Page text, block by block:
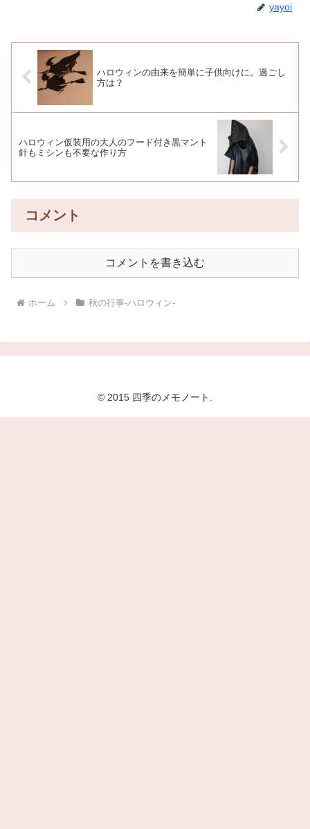
yayoi
ハロウィンの由来を簡単に子供向けに。過ごし
方は？
ハロウィン仮装用の大人のフード付き黒マント
針もミシンも不要な作り方
コメント
コメントを書き込む
ホーム 秋の行事-ハロウィン-
© 2015 四季のメモノート.